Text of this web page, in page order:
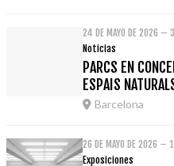
24 DE MAYO DE 2026 –
Noticias
PARCS EN
ESPAIS
Barcelona
26 DE MAYO DE 2026 –
Exposiciones